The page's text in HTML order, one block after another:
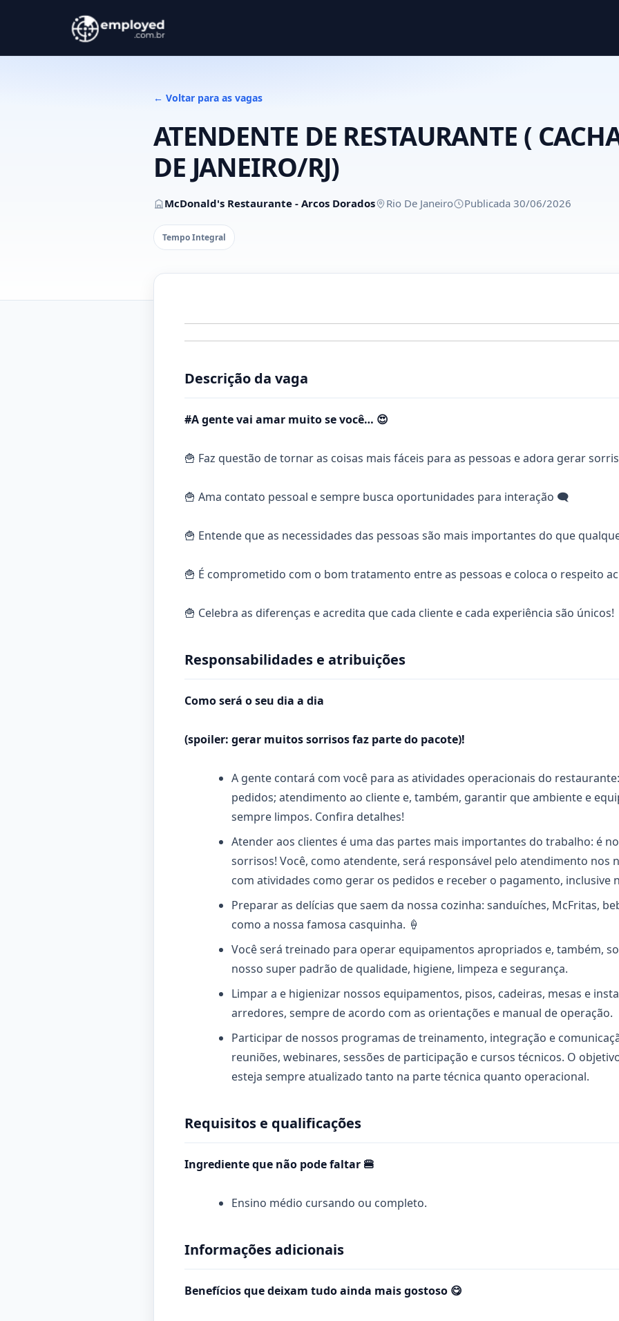
← Voltar para as vagas
ATENDENTE DE RESTAURANTE (
DE JANEIRO/RJ)
McDonald's Restaurante - Arcos Dorados Rio De Janeiro Publicada 30/06/2026
Tempo Integral
Descrição da vaga
#A gente vai amar muito se você… 😍
🍟 Faz questão de tornar as coisas mais fáceis para as pessoas e adora gerar
🍟 Ama contato pessoal e sempre busca oportunidades para interação 🗨
🍟 Entende que as necessidades das pessoas são mais importantes do que
🍟 É comprometido com o bom tratamento entre as pessoas e coloca o respeito
🍟 Celebra as diferenças e acredita que cada cliente e cada experiência são únicos!
Responsabilidades e atribuições
Como será o seu dia a dia
(spoiler: gerar muitos sorrisos faz parte do pacote)!
A gente contará com você para as atividades operacionais do
pedidos; atendimento ao cliente e, também, garantir que ambiente e
sempre limpos. Confira detalhes!
Atender aos clientes é uma das partes mais importantes do trabalho: é
sorrisos! Você, como atendente, será responsável pelo atendimento nos
com atividades como gerar os pedidos e receber o pagamento, inclusive
Preparar as delícias que saem da nossa cozinha: sanduíches, McFritas,
como a nossa famosa casquinha. 🍦
Você será treinado para operar equipamentos apropriados e, também,
nosso super padrão de qualidade, higiene, limpeza e segurança.
Limpar a e higienizar nossos equipamentos, pisos, cadeiras, mesas e
arredores, sempre de acordo com as orientações e manual de operação.
Participar de nossos programas de treinamento, integração e
reuniões, webinares, sessões de participação e cursos técnicos. O
esteja sempre atualizado tanto na parte técnica quanto operacional.
Requisitos e qualificações
Ingrediente que não pode faltar 🍔
Ensino médio cursando ou completo.
Informações adicionais
Benefícios que deixam tudo ainda mais gostoso 😋